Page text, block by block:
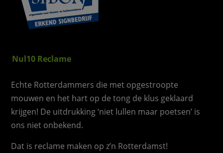
Nul10 Reclame
Echte Rotterdammers die met opgestroopte
mouwen en het hart op de tong de klus geklaard
krijgen! De uitdrukking ‘niet lullen maar poetsen’ is
ons niet onbekend.
Dat is reclame maken op z’n Rotterdamst!